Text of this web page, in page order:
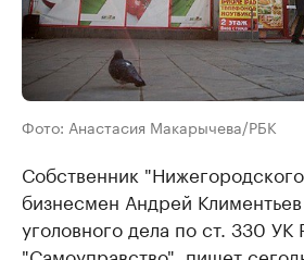
Фото: Анастасия Макарычева/РБК
Собственник
бизнесмен Андрей
уголовного дела по ст. 330 УК